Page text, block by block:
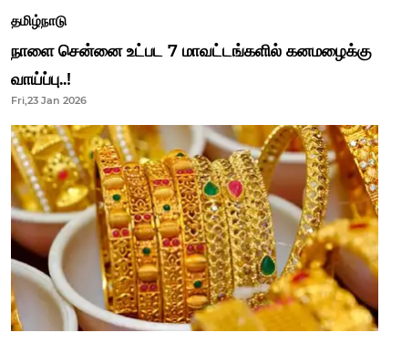
தமிழ்நாடு
நாளை சென்னை உட்பட 7 மாவட்டங்களில் கனமழைக்கு
வாய்ப்பு..!
Fri,23 Jan 2026